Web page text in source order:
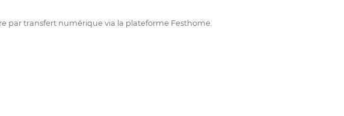
par transfert numérique via la plateforme Festhome.